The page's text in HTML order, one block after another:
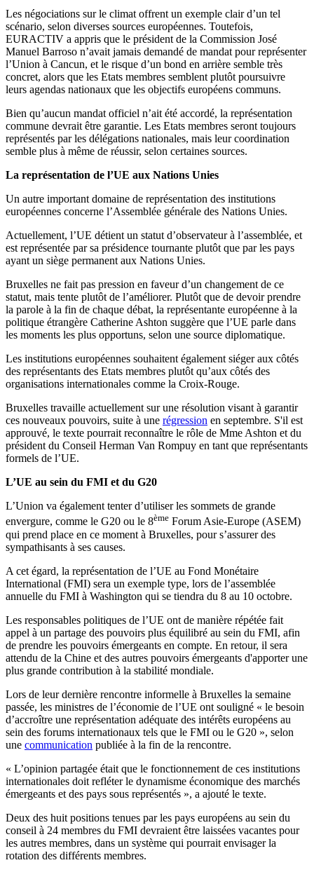
Les négociations sur le climat offrent un exemple clair d’un tel
scénario, selon diverses sources européennes. Toutefois,
EURACTIV a appris que le président de la Commission José
Manuel Barroso n’avait jamais demandé de mandat pour représenter
l’Union à Cancun, et le risque d’un bond en arrière semble très
concret, alors que les Etats membres semblent plutôt poursuivre
leurs agendas nationaux que les objectifs européens communs.
Bien qu’aucun mandat officiel n’ait été accordé, la représentation
commune devrait être garantie. Les Etats membres seront toujours
représentés par les délégations nationales, mais leur coordination
semble plus à même de réussir, selon certaines sources.
La représentation de l’UE aux Nations Unies
Un autre important domaine de représentation des institutions
européennes concerne l’Assemblée générale des Nations Unies.
Actuellement, l’UE détient un statut d’observateur à l’assemblée, et
est représentée par sa présidence tournante plutôt que par les pays
ayant un siège permanent aux Nations Unies.
Bruxelles ne fait pas pression en faveur d’un changement de ce
statut, mais tente plutôt de l’améliorer. Plutôt que de devoir prendre
la parole à la fin de chaque débat, la représentante européenne à la
politique étrangère Catherine Ashton suggère que l’UE parle dans
les moments les plus opportuns, selon une source diplomatique.
Les institutions européennes souhaitent également siéger aux côtés
des représentants des Etats membres plutôt qu’aux côtés des
organisations internationales comme la Croix-Rouge.
Bruxelles travaille actuellement sur une résolution visant à garantir
ces nouveaux pouvoirs, suite à une régression en septembre. S'il est
approuvé, le texte pourrait reconnaître le rôle de Mme Ashton et du
président du Conseil Herman Van Rompuy en tant que représentants
formels de l’UE.
L’UE au sein du FMI et du G20
L’Union va également tenter d’utiliser les sommets de grande
envergure, comme le G20 ou le 8ème Forum Asie-Europe (ASEM)
qui prend place en ce moment à Bruxelles, pour s’assurer des
sympathisants à ses causes.
A cet égard, la représentation de l’UE au Fond Monétaire
International (FMI) sera un exemple type, lors de l’assemblée
annuelle du FMI à Washington qui se tiendra du 8 au 10 octobre.
Les responsables politiques de l’UE ont de manière répétée fait
appel à un partage des pouvoirs plus équilibré au sein du FMI, afin
de prendre les pouvoirs émergeants en compte. En retour, il sera
attendu de la Chine et des autres pouvoirs émergeants d'apporter une
plus grande contribution à la stabilité mondiale.
Lors de leur dernière rencontre informelle à Bruxelles la semaine
passée, les ministres de l’économie de l’UE ont souligné « le besoin
d’accroître une représentation adéquate des intérêts européens au
sein des forums internationaux tels que le FMI ou le G20 », selon
une communication publiée à la fin de la rencontre.
« L’opinion partagée était que le fonctionnement de ces institutions
internationales doit refléter le dynamisme économique des marchés
émergeants et des pays sous représentés », a ajouté le texte.
Deux des huit positions tenues par les pays européens au sein du
conseil à 24 membres du FMI devraient être laissées vacantes pour
les autres membres, dans un système qui pourrait envisager la
rotation des différents membres.